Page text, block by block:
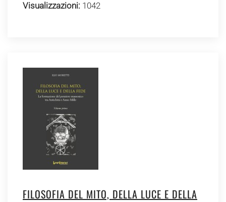
Visualizzazioni: 1042
FILOSOFIA DEL MITO, DELLA LUCE E DELLA